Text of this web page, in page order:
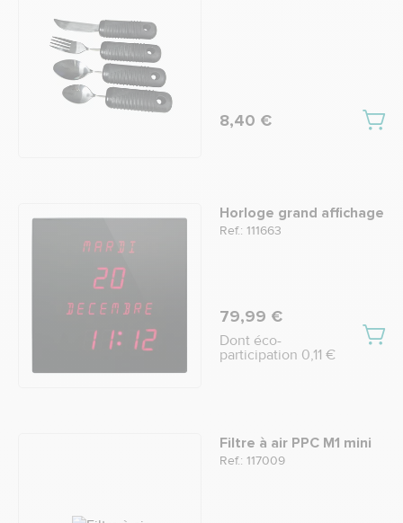
8,40 €
Horloge grand affichage
Ref.: 111663
79,99 €
Dont éco-
participation 0,11 €
Filtre à air PPC M1 mini
Ref.: 117009